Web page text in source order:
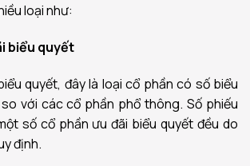
loại như:
biểu quyết
quyết, đây là loại cổ phần có số biểu
với các cổ phần phổ thông. Số phiếu
số cổ phần ưu đãi biểu quyết đều do
định.